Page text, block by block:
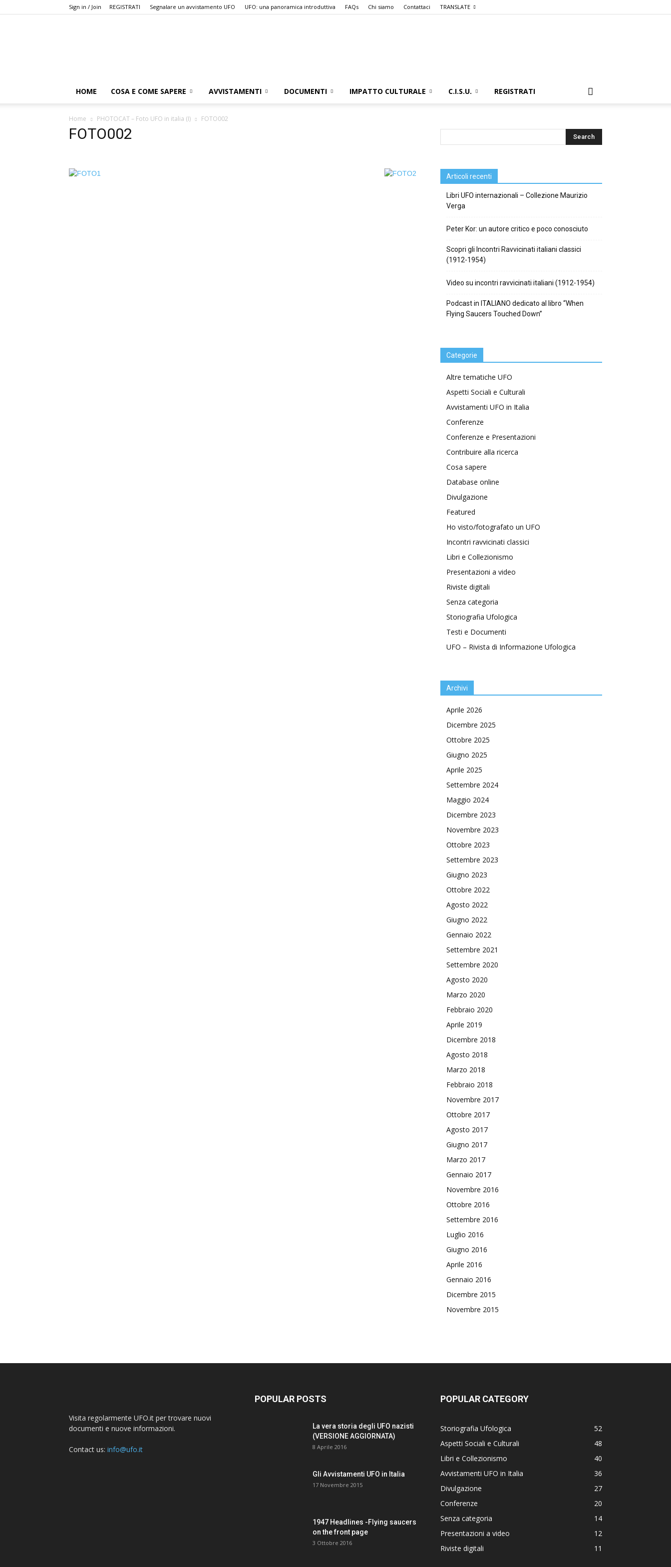
Sign in / Join REGISTRATI Segnalare un avvistamento UFO UFO: una panoramica introduttiva FAQs Chi siamo Contattaci TRANSLATE
HOME COSA E COME SAPERE AVVISTAMENTI DOCUMENTI IMPATTO CULTURALE C.I.S.U. REGISTRATI
Home PHOTOCAT – Foto UFO in italia (I) FOTO002
FOTO002
Articoli recenti
Libri UFO internazionali – Collezione Maurizio
Verga
Peter Kor: un autore critico e poco conosciuto
Scopri gli Incontri Ravvicinati italiani classici
(1912-1954)
Video su incontri ravvicinati italiani (1912-1954)
Podcast in ITALIANO dedicato al libro “When
Flying Saucers Touched Down”
Categorie
Altre tematiche UFO
Aspetti Sociali e Culturali
Avvistamenti UFO in Italia
Conferenze
Conferenze e Presentazioni
Contribuire alla ricerca
Cosa sapere
Database online
Divulgazione
Featured
Ho visto/fotografato un UFO
Incontri ravvicinati classici
Libri e Collezionismo
Presentazioni a video
Riviste digitali
Senza categoria
Storiografia Ufologica
Testi e Documenti
UFO – Rivista di Informazione Ufologica
Archivi
Aprile 2026
Dicembre 2025
Ottobre 2025
Giugno 2025
Aprile 2025
Settembre 2024
Maggio 2024
Dicembre 2023
Novembre 2023
Ottobre 2023
Settembre 2023
Giugno 2023
Ottobre 2022
Agosto 2022
Giugno 2022
Gennaio 2022
Settembre 2021
Settembre 2020
Agosto 2020
Marzo 2020
Febbraio 2020
Aprile 2019
Dicembre 2018
Agosto 2018
Marzo 2018
Febbraio 2018
Novembre 2017
Ottobre 2017
Agosto 2017
Giugno 2017
Marzo 2017
Gennaio 2017
Novembre 2016
Ottobre 2016
Settembre 2016
Luglio 2016
Giugno 2016
Aprile 2016
Gennaio 2016
Dicembre 2015
Novembre 2015
Visita regolarmente UFO.it per trovare nuovi
documenti e nuove informazioni.
Contact us: info@ufo.it
POPULAR POSTS
La vera storia degli UFO nazisti
(VERSIONE AGGIORNATA)
8 Aprile 2016
Gli Avvistamenti UFO in Italia
17 Novembre 2015
1947 Headlines -Flying saucers
on the front page
3 Ottobre 2016
POPULAR CATEGORY
Storiografia Ufologica
52
Aspetti Sociali e Culturali
48
Libri e Collezionismo
40
Avvistamenti UFO in Italia
36
Divulgazione
27
Conferenze
20
Senza categoria
14
Presentazioni a video
12
Riviste digitali
11